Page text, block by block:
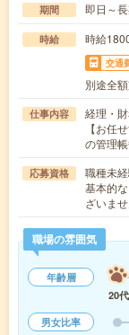
期間 即日～
時給 時給
交通
別途全
仕事内容
経理・
【お任
の管理
応募資格
職種未
基本的
ざいま
職場の雰囲気
年齢層
20代
男女比率